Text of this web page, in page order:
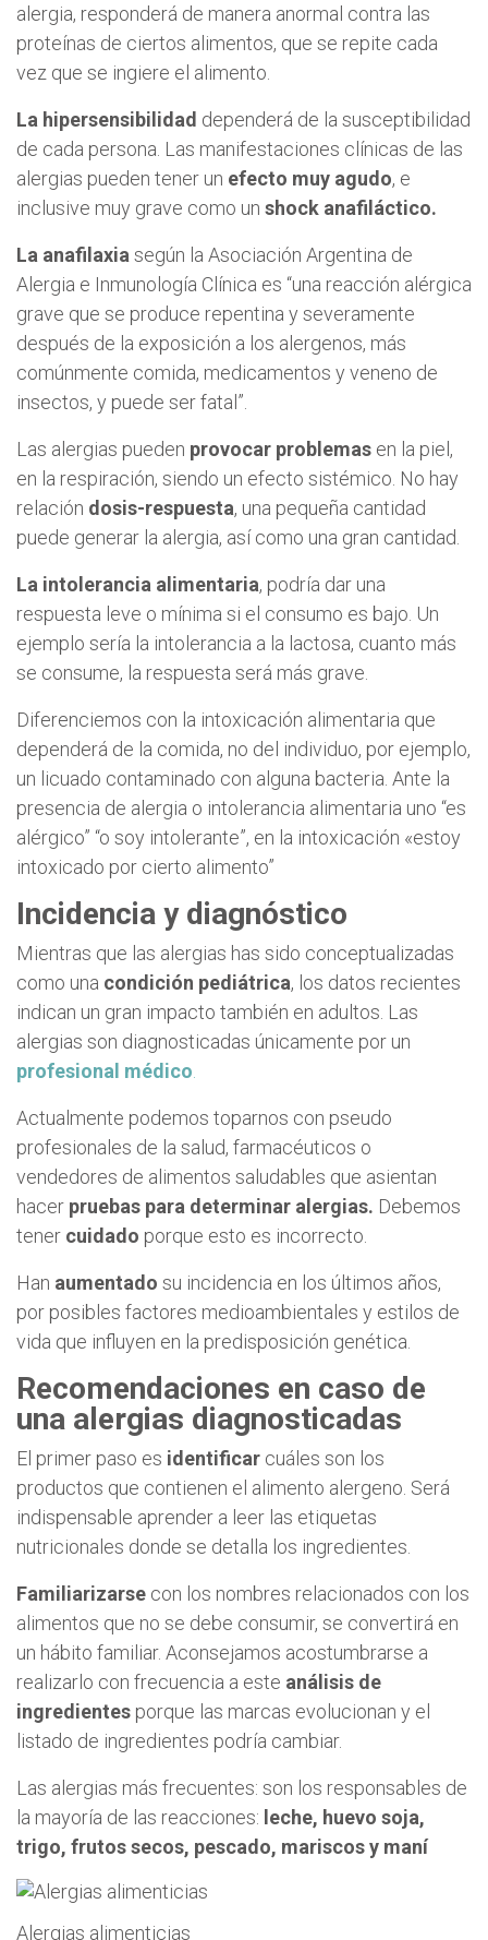
alergia, responderá de manera anormal contra las
proteínas de ciertos alimentos, que se repite cada
vez que se ingiere el alimento.
La hipersensibilidad dependerá de la susceptibilidad
de cada persona. Las manifestaciones clínicas de las
alergias pueden tener un efecto muy agudo, e
inclusive muy grave como un shock anafiláctico.
La anafilaxia según la Asociación Argentina de
Alergia e Inmunología Clínica es “una reacción alérgica
grave que se produce repentina y severamente
después de la exposición a los alergenos, más
comúnmente comida, medicamentos y veneno de
insectos, y puede ser fatal”.
Las alergias pueden provocar problemas en la piel,
en la respiración, siendo un efecto sistémico. No hay
relación dosis-respuesta, una pequeña cantidad
puede generar la alergia, así como una gran cantidad.
La intolerancia alimentaria, podría dar una
respuesta leve o mínima si el consumo es bajo. Un
ejemplo sería la intolerancia a la lactosa, cuanto más
se consume, la respuesta será más grave.
Diferenciemos con la intoxicación alimentaria que
dependerá de la comida, no del individuo, por ejemplo,
un licuado contaminado con alguna bacteria. Ante la
presencia de alergia o intolerancia alimentaria uno “es
alérgico” “o soy intolerante”, en la intoxicación «estoy
intoxicado por cierto alimento”
Incidencia y diagnóstico
Mientras que las alergias has sido conceptualizadas
como una condición pediátrica, los datos recientes
indican un gran impacto también en adultos. Las
alergias son diagnosticadas únicamente por un
profesional médico
Actualmente podemos toparnos con pseudo
profesionales de la salud, farmacéuticos o
vendedores de alimentos saludables que asientan
hacer pruebas para determinar alergias. Debemos
tener cuidado porque esto es incorrecto.
Han aumentado su incidencia en los últimos años,
por posibles factores medioambientales y estilos de
vida que influyen en la predisposición genética.
Recomendaciones en caso de
una alergias diagnosticadas
El primer paso es identificar cuáles son los
productos que contienen el alimento alergeno. Será
indispensable aprender a leer las etiquetas
nutricionales donde se detalla los ingredientes.
Familiarizarse con los nombres relacionados con los
alimentos que no se debe consumir, se convertirá en
un hábito familiar. Aconsejamos acostumbrarse a
realizarlo con frecuencia a este análisis de
ingredientes porque las marcas evolucionan y el
listado de ingredientes podría cambiar.
Las alergias más frecuentes: son los responsables de
la mayoría de las reacciones: leche, huevo soja,
trigo, frutos secos, pescado, mariscos y maní
Alergias alimenticias